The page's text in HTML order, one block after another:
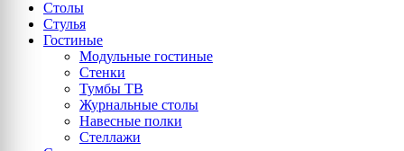
Столы
Стулья
Гостиные
Модульные гостиные
Стенки
Тумбы ТВ
Журнальные столы
Навесные полки
Стеллажи